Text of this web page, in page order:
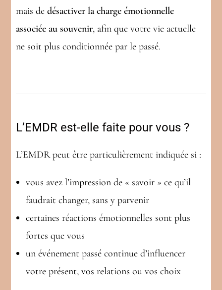
mais dedésactiver la charge émotionnelle
associée au souvenir, afin que votre vie actuelle
ne soit plus conditionnée par le passé.
L’EMDR est-elle faite pour vous ?
L’EMDR peut être particulièrement indiquée si :
vous avez l’impression de « savoir » ce qu’il
faudrait changer, sans y parvenir
certaines réactions émotionnelles sont plus
fortes que vous
un événement passé continue d’influencer
votre présent, vos relations ou vos choix